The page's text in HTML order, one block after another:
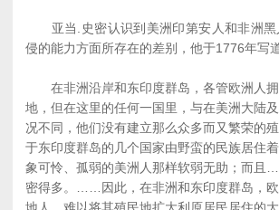
亚当.史密认识到美洲印第安人和非洲黑
侵的能力方面所存在的差别，他于1776年写
在非洲沿岸和东印度群岛，各管欧洲人拥
地，但在这里的任何一国里，与在美洲大陆
况不同，他们没有建立那么众多而又繁荣的
于东印度群岛的几个国家由野蛮的民族居住
象可怜、孤弱的美洲人那样软弱无助；而且
密得多。……因此，在非洲和东印度群岛，